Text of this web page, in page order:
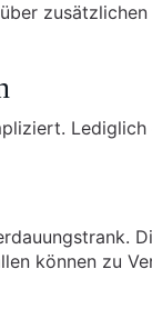
können zu